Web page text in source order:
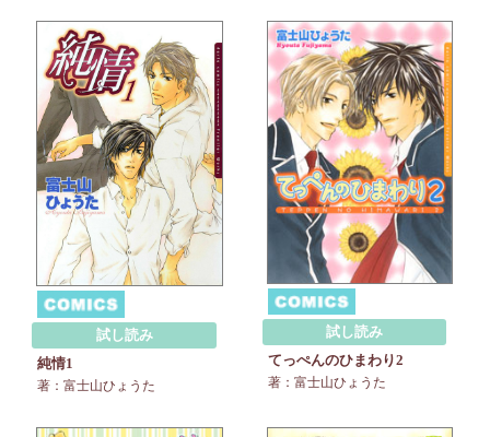
試し読み
純情1
著：富士山ひょうた
試し読み
てっぺんのひまわり2
著：富士山ひょうた